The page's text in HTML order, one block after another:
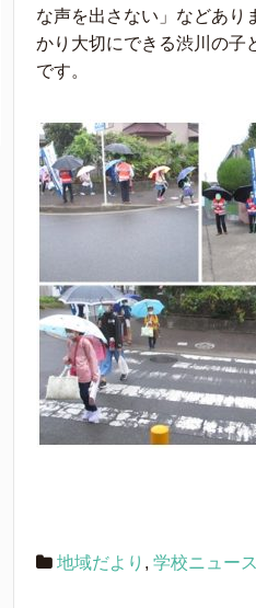
な声を出さない」などあり
かり大切にできる渋川の子
です。
地域だより , 学校ニュース